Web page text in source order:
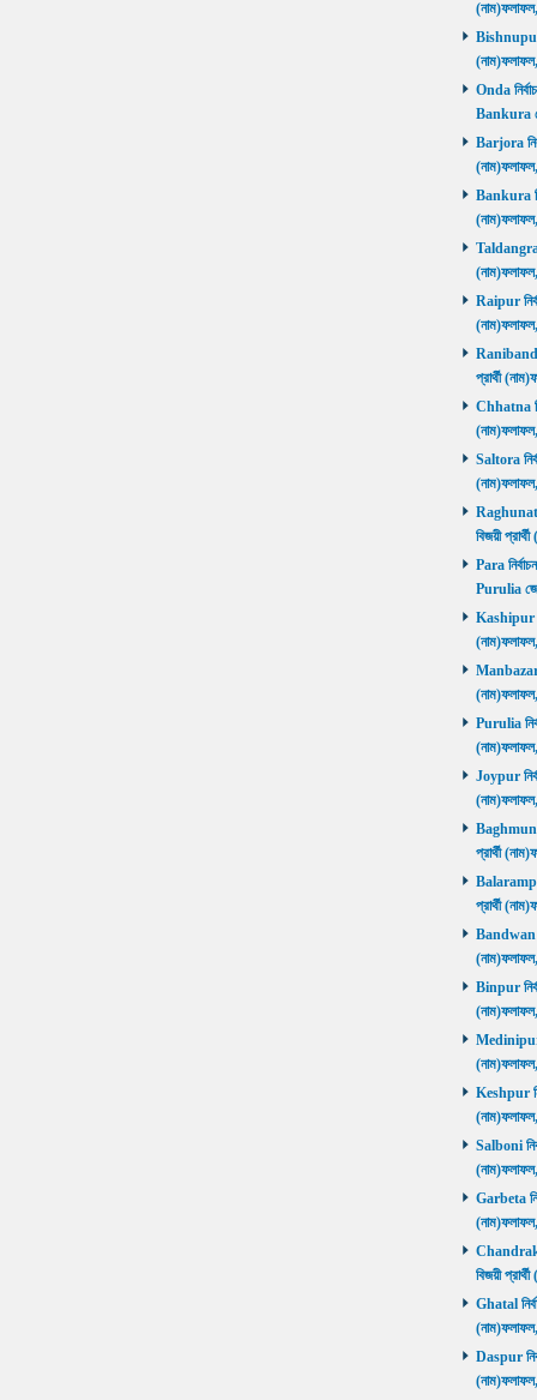
Bishnupur
Onda
Bankura
Barjora
Bankura
Taldangra
Raipur
Ranibandh
প্রার্থী
Chhatna
Saltora
বিজয়ী
Para
Purulia
Kashipur
Manbazar
Purulia
Joypur
প্রার্থী
প্রার্থী
Bandwan
Binpur
Medinipur
Keshpur
Salboni
Garbeta
বিজয়ী
Ghatal
Daspur